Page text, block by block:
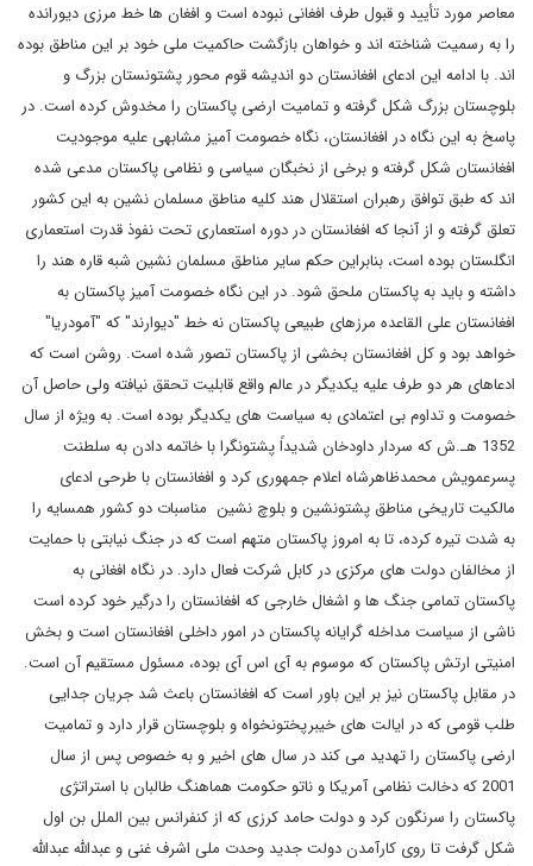
معاصر مورد تأیید و قبول طرف افغانی نبوده است و افغان ها خط مرزی دیورانده
را به رسمیت شناخته اند و خواهان بازگشت حاکمیت ملی خود بر این مناطق بوده
اند. با ادامه این ادعای افغانستان دو اندیشه قوم محور پشتونستان بزرگ و
بلوچستان بزرگ شکل گرفته و تمامیت ارضی پاکستان را مخدوش کرده است. در
پاسخ به این نگاه در افغانستان، نگاه خصومت آمیز مشابهی علیه موجودیت
افغانستان شکل گرفته و برخی از نخبگان سیاسی و نظامی پاکستان مدعی شده
اند که طبق توافق رهبران استقلال هند کلیه مناطق مسلمان نشین به این کشور
تعلق گرفته و از آنجا که افغانستان در دوره استعماری تحت نفوذ قدرت استعماری
انگلستان بوده است، بنابراین حکم سایر مناطق مسلمان نشین شبه قاره هند را
داشته و باید به پاکستان ملحق شود. در این نگاه خصومت آمیز پاکستان به
افغانستان علی القاعده مرزهای طبیعی پاکستان نه خط "دیوارند" که "آمودریا"
خواهد بود و کل افغانستان بخشی از پاکستان تصور شده است. روشن است که
ادعاهای هر دو طرف علیه یکدیگر در عالم واقع قابلیت تحقق نیافته ولی حاصل آن
خصومت و تداوم بی اعتمادی به سیاست های یکدیگر بوده است. به ویژه از سال
1352 هـ.ش که سردار داودخان شدیداً پشتونگرا با خاتمه دادن به سلطنت
پسرعمویش محمدظاهرشاه اعلام جمهوری کرد و افغانستان با طرحی ادعای
مالکیت تاریخی مناطق پشتونشین و بلوچ نشین مناسبات دو کشور همسایه را
به شدت تیره کرده، تا به امروز پاکستان متهم است که در جنگ نیابتی با حمایت
از مخالفان دولت های مرکزی در کابل شرکت فعال دارد. در نگاه افغانی به
پاکستان تمامی جنگ ها و اشغال خارجی که افغانستان را درگیر خود کرده است
ناشی از سیاست مداخله گرایانه پاکستان در امور داخلی افغانستان است و بخش
امنیتی ارتش پاکستان که موسوم به آی اس آی بوده، مسئول مستقیم آن است.
در مقابل پاکستان نیز بر این باور است که افغانستان باعث شد جریان جدایی
طلب قومی که در ایالت های خیبرپختونخواه و بلوچستان قرار دارد و تمامیت
ارضی پاکستان را تهدید می کند در سال های اخیر و به خصوص پس از سال
2001 که دخالت نظامی آمریکا و ناتو حکومت هماهنگ طالبان با استراتژی
پاکستان را سرنگون کرد و دولت حامد کرزی که از کنفرانس بین الملل بن اول
شکل گرفت تا روی کارآمدن دولت جدید وحدت ملی اشرف غنی و عبدالله عبدالله